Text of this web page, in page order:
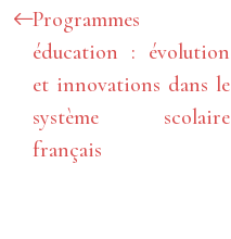
Programmes
éducation : évolution
et innovations dans le
système scolaire
français